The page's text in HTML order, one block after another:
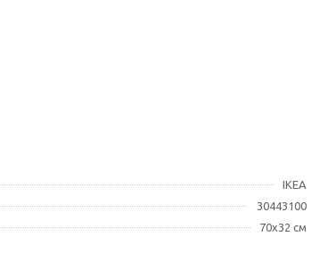
IKEA
30443100
70x32 см